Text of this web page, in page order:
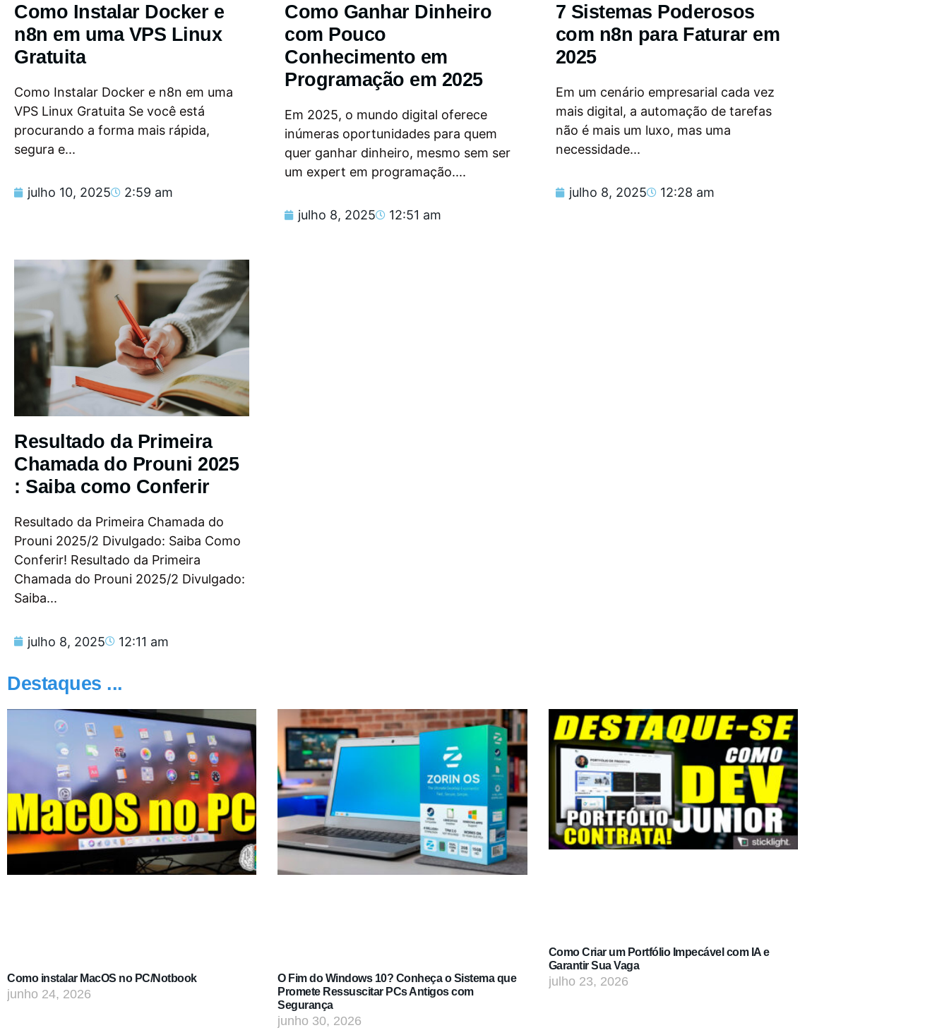
Como Instalar Docker e
n8n em uma VPS Linux
Gratuita
Como Instalar Docker e n8n em uma
VPS Linux Gratuita Se você está
procurando a forma mais rápida,
segura e...
julho 10, 2025 2:59 am
Como Ganhar Dinheiro
com Pouco
Conhecimento em
Programação em 2025
Em 2025, o mundo digital oferece
inúmeras oportunidades para quem
quer ganhar dinheiro, mesmo sem ser
um expert em programação....
julho 8, 2025 12:51 am
7 Sistemas Poderosos
com n8n para Faturar em
2025
Em um cenário empresarial cada vez
mais digital, a automação de tarefas
não é mais um luxo, mas uma
necessidade...
julho 8, 2025 12:28 am
Resultado da Primeira
Chamada do Prouni 2025
: Saiba como Conferir
Resultado da Primeira Chamada do
Prouni 2025/2 Divulgado: Saiba Como
Conferir! Resultado da Primeira
Chamada do Prouni 2025/2 Divulgado:
Saiba...
julho 8, 2025 12:11 am
Destaques ...
Como instalar MacOS no PC/Notbook
junho 24, 2026
O Fim do Windows 10? Conheça o Sistema que
Promete Ressuscitar PCs Antigos com
Segurança
junho 30, 2026
Como Criar um Portfólio Impecável com IA e
Garantir Sua Vaga
julho 23, 2026